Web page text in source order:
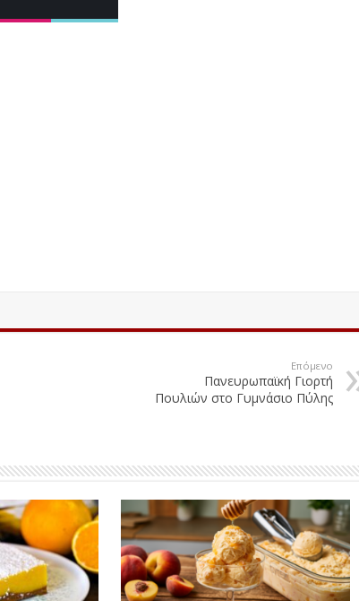
Επόμενο
Πανευρωπαϊκή Γιορτή
Πουλιών στο Γυμνάσιο Πύλης